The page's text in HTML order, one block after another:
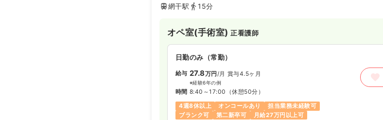
網干駅
15分
オペ室(手術室)正看護師
日勤のみ（常勤）
給与 27.8万円/月 賞与4.5ヶ月
※経験6年の例
時間 8:40～17:00 （休憩50分）
4週8休以上
オンコールあり
担当業務未経験可
ブランク可
第二新卒可 月給27万円以上可